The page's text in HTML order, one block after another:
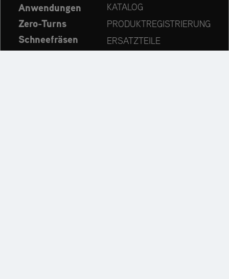
Anwendungen
Zero-Turns
Schneefräsen
Aktuelles
KATALOG
PRODUKTREGISTRIERUNG
ERSATZTEILE